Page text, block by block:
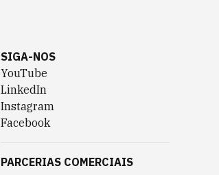
SIGA-NOS
YouTube
LinkedIn
Instagram
Facebook
PARCERIAS COMERCIAIS